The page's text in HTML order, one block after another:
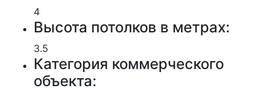
4
Высота потолков в метрах:
3.5
Категория коммерческого
объекта: